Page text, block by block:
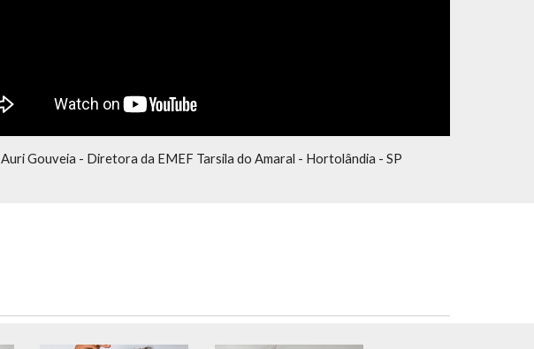
Auri Gouveia - Diretora da EMEF Tarsila do Amaral - Hortolândia - SP